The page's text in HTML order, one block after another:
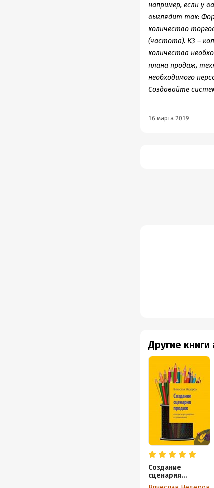
например, если у
выглядит так:
количество
(частота). К3 –
количества
плана продаж,
необходимого
Создавайте
16 марта 2019
Другие книги
Создание
сценария
продаж. Алгоритм